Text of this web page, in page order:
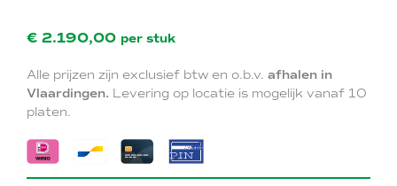
€ 2.190,00 per stuk
Alle prijzen zijn exclusief btw en o.b.v. afhalen in
Vlaardingen. Levering op locatie is mogelijk vanaf 10
platen.